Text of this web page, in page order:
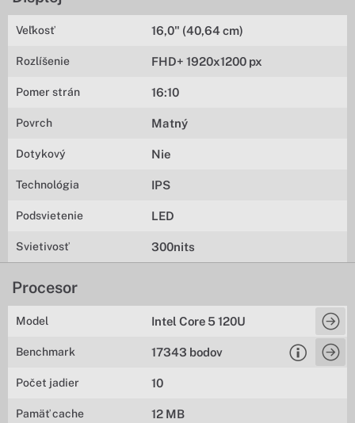
Veľkosť 16,0" (40,64 cm)
Rozlíšenie FHD+ 1920x1200 px
Pomer strán 16:10
Povrch Matný
Dotykový Nie
Technológia IPS
Podsvietenie LED
Svietivosť 300nits
Procesor
Model Intel Core 5 120U
Benchmark 17343 bodov
Počet jadier 10
Pamäť cache 12 MB